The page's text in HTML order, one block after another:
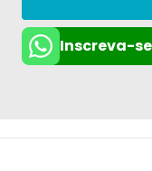
Inscreva-se